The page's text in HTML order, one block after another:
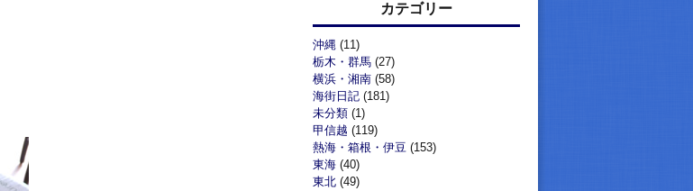
カテゴリー
沖縄 (11)
栃木・群馬 (27)
横浜・湘南 (58)
海街日記 (181)
未分類 (1)
甲信越 (119)
熱海・箱根・伊豆 (153)
東海 (40)
東北 (49)